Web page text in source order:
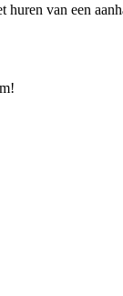
van een